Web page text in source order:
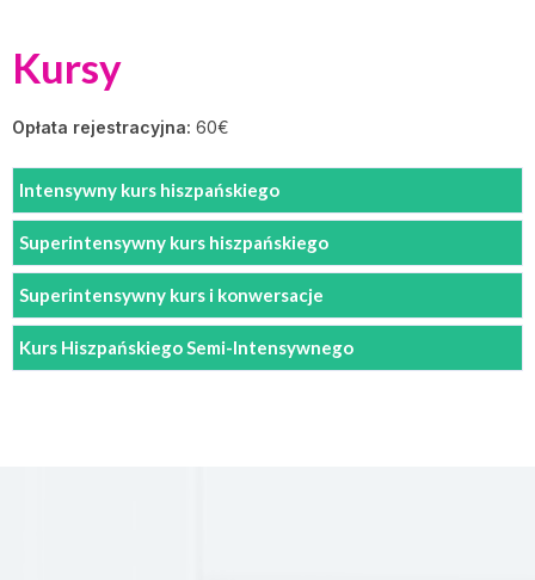
Kursy
Opłata rejestracyjna: 60€
Intensywny kurs hiszpańskiego
Superintensywny kurs hiszpańskiego
Superintensywny kurs i konwersacje
Kurs Hiszpańskiego Semi-Intensywnego